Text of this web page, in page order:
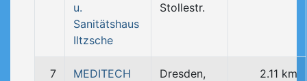
u.
Sanitätshaus
Iltzsche
Stollestr.
7
MEDITECH
Dresden,
2.11 km